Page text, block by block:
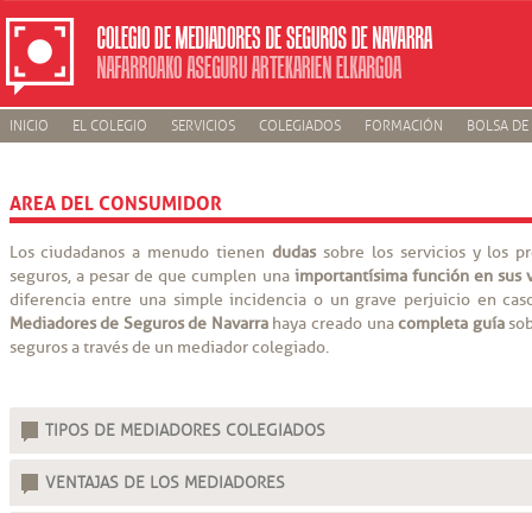
INICIO EL COLEGIO SERVICIOS COLEGIADOS FORMACIÓN BOLSA
AREA DEL CONSUMIDOR
Los ciudadanos a menudo tienen dudassobre los servicios y los
seguros, a pesar de que cumplen una importantísima función en sus
diferencia entre una simple incidencia o un grave perjuicio en
Mediadores de Seguros de Navarrahaya creado unacompleta guía
seguros a través de un mediador colegiado.
TIPOS DE MEDIADORES COLEGIADOS
VENTAJAS DE LOS MEDIADORES